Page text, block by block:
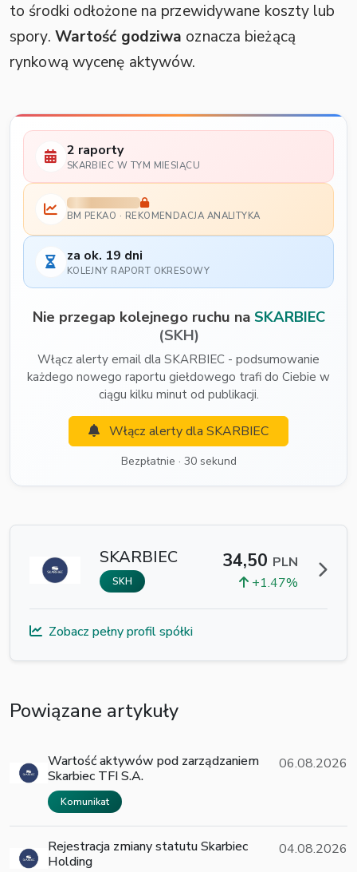
to środki odłożone na przewidywane koszty lub
spory. Wartość godziwa oznacza bieżącą
rynkową wycenę aktywów.
2 raporty
SKARBIEC W TYM MIESIĄCU
BM PEKAO · REKOMENDACJA ANALITYKA
za ok. 19 dni
KOLEJNY RAPORT OKRESOWY
Nie przegap kolejnego ruchu na SKARBIEC
(SKH)
Włącz alerty email dla SKARBIEC - podsumowanie
każdego nowego raportu giełdowego trafi do Ciebie w
ciągu kilku minut od publikacji.
Włącz alerty dla SKARBIEC
Bezpłatnie · 30 sekund
SKARBIEC
SKH
34,50 PLN
+1.47%
Zobacz pełny profil spółki
Powiązane artykuły
Wartość aktywów pod zarządzaniem
Skarbiec TFI S.A.
Komunikat
06.08.2026
Rejestracja zmiany statutu Skarbiec
Holding
04.08.2026